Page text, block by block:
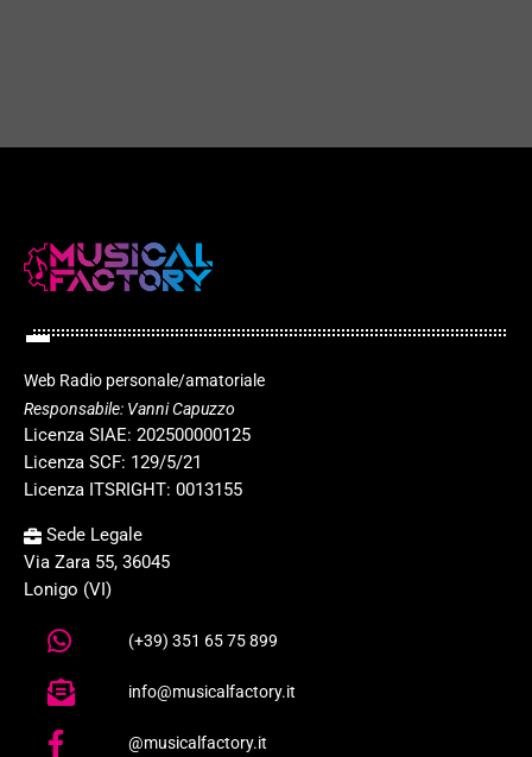
Web Radio personale/amatoriale
Responsabile: Vanni Capuzzo
Licenza SIAE: 202500000125
Licenza SCF: 129/5/21
Licenza ITSRIGHT: 0013155
Sede Legale
Via Zara 55, 36045
Lonigo (VI)
(+39) 351 65 75 899
info@musicalfactory.it
@musicalfactory.it